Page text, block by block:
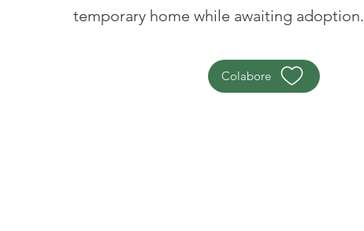
temporary home while awaiting adoption.
Colabore